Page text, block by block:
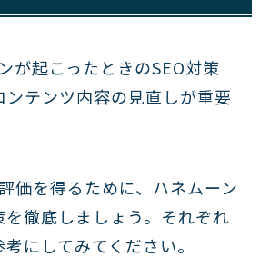
が起こったときのSEO対策
ンテンツ内容の見直しが重要
価を得るために、ハネムーン
を徹底しましょう。それぞれ
にしてみてください。